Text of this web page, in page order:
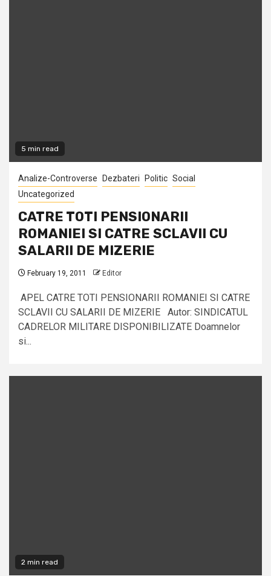
5 min read
Analize-Controverse Dezbateri Politic Social
Uncategorized
CATRE TOTI PENSIONARII
ROMANIEI SI CATRE SCLAVII CU
SALARII DE MIZERIE
February 19, 2011 Editor
APEL CATRE TOTI PENSIONARII ROMANIEI SI CATRE
SCLAVII CU SALARII DE MIZERIE Autor: SINDICATUL
CADRELOR MILITARE DISPONIBILIZATE Doamnelor
si...
2 min read